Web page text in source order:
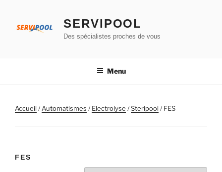
contenu
SERVIPOOL
Des spécialistes proches de vous
Menu
Accueil/Automatismes /Electrolyse /Steripool/ FES
FES